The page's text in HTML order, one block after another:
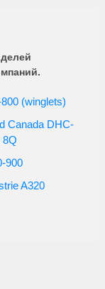
(winglets)
Canada DHC-
8Q
900
A320